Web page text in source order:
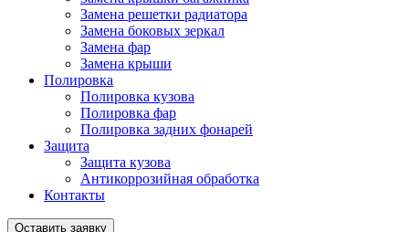
Замена решетки радиатора
Замена боковых зеркал
Замена фар
Замена крыши
Полировка
Полировка кузова
Полировка фар
Полировка задних фонарей
Защита
Защита кузова
Антикоррозийная обработка
Контакты
Оставить заявку